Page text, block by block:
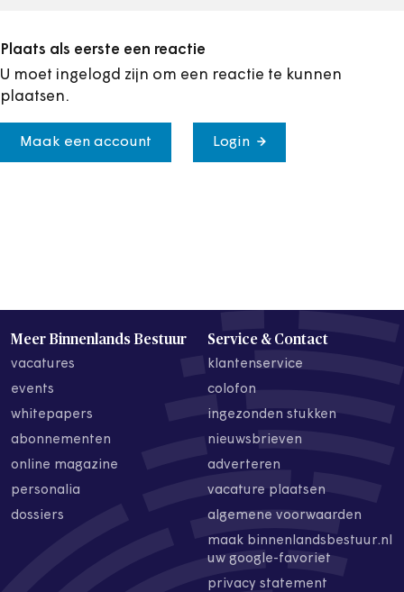
Plaats als eerste een reactie
U moet ingelogd zijn om een reactie te kunnen
plaatsen.
Maak een account Login
Meer Binnenlands Bestuur
vacatures
events
whitepapers
abonnementen
online magazine
personalia
dossiers
Service & Contact
klantenservice
colofon
ingezonden stukken
nieuwsbrieven
adverteren
vacature plaatsen
algemene voorwaarden
maak binnenlandsbestuur.nl
uw google-favoriet
privacy statement